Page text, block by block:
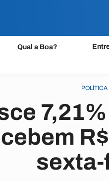
Qual a Boa?
POLÍTICA